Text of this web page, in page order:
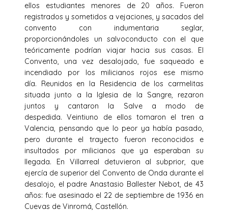
ellos estudiantes menores de 20 años. Fueron
registrados y sometidos a vejaciones, y sacados del
convento con indumentaria seglar,
proporcionándoles un salvoconducto con el que
teóricamente podrían viajar hacia sus casas. El
Convento, una vez desalojado, fue saqueado e
incendiado por los milicianos rojos ese mismo
día. Reunidos en la Residencia de los carmelitas
situada junto a la Iglesia de la Sangre, rezaron
juntos y cantaron la Salve a modo de
despedida. Veintiuno de ellos tomaron el tren a
Valencia, pensando que lo peor ya había pasado,
pero durante el trayecto fueron reconocidos e
insultados por milicianos que ya esperaban su
llegada. En Villarreal detuvieron al subprior, que
ejercía de superior del Convento de Onda durante el
desalojo, el padre Anastasio Ballester Nebot, de 43
años: fue asesinado el 22 de septiembre de 1936 en
Cuevas de Vinromá, Castellón.